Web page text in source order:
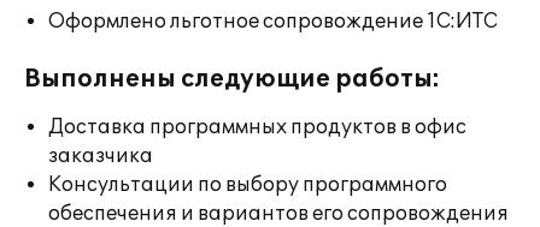
Оформлено льготное сопровождение 1С:ИТС
Выполнены следующие работы:
Доставка программных продуктов в офис
заказчика
Консультации по выбору программного
обеспечения и вариантов его сопровождения